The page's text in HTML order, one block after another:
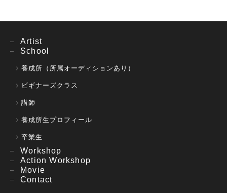
Artist
School
養成所（所属オーディションあり）
ビギナーズクラス
講師
養成所生プロフィール
卒業生
Workshop
Action Workshop
Movie
Contact